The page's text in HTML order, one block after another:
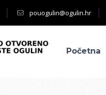
pouogulin@ogulin.hr
Početna